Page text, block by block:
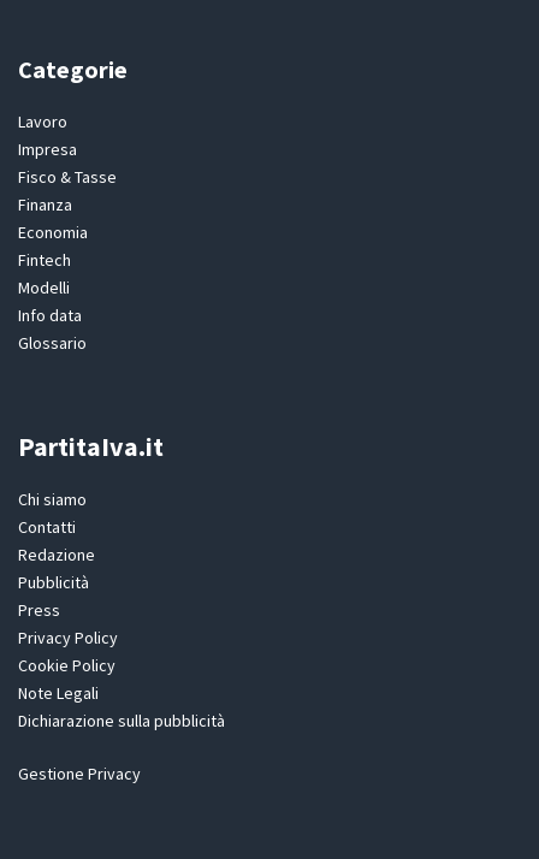
Categorie
Lavoro
Impresa
Fisco & Tasse
Finanza
Economia
Fintech
Modelli
Info data
Glossario
PartitaIva.it
Chi siamo
Contatti
Redazione
Pubblicità
Press
Privacy Policy
Cookie Policy
Note Legali
Dichiarazione sulla pubblicità
Gestione Privacy